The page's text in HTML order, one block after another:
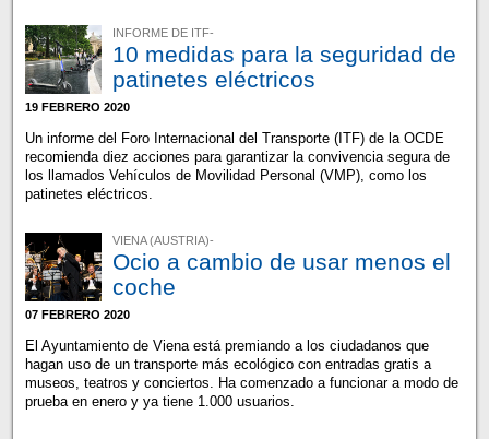
INFORME DE ITF-
10 medidas para la seguridad de
patinetes eléctricos
19 FEBRERO 2020
Un informe del Foro Internacional del Transporte (ITF) de la OCDE
recomienda diez acciones para garantizar la convivencia segura de
los llamados Vehículos de Movilidad Personal (VMP), como los
patinetes eléctricos.
VIENA (AUSTRIA)-
Ocio a cambio de usar menos el
coche
07 FEBRERO 2020
El Ayuntamiento de Viena está premiando a los ciudadanos que
hagan uso de un transporte más ecológico con entradas gratis a
museos, teatros y conciertos. Ha comenzado a funcionar a modo de
prueba en enero y ya tiene 1.000 usuarios.